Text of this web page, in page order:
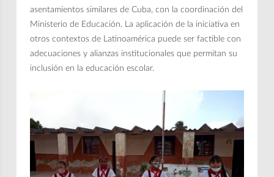
asentamientos similares de Cuba, con la coordinación del
Ministerio de Educación. La aplicación de la iniciativa en
otros contextos de Latinoamérica puede ser factible con
adecuaciones y alianzas institucionales que permitan su
inclusión en la educación escolar.